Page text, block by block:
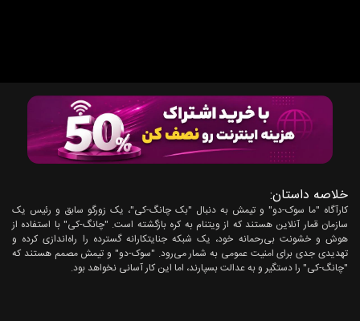
خلاصه داستان:
کارآگاه "ما سوک-دو" و تیمش به دنبال "بک چانگ-کی"، یک زورگو سابق و رئیس یک
سازمان قمار آنلاین هستند که از ویتنام به کره بازگشته است. "چانگ-کی" با استفاده از
هوش و خشونت بی‌رحمانه خود، یک شبکه جنایتکارانه گسترده را راه‌اندازی کرده و
تهدیدی جدی برای امنیت عمومی به شمار می‌رود. "سوک-دو" و تیمش مصمم هستند که
"چانگ-کی" را دستگیر و به عدالت بسپارند، اما این کار آسانی نخواهد بود.